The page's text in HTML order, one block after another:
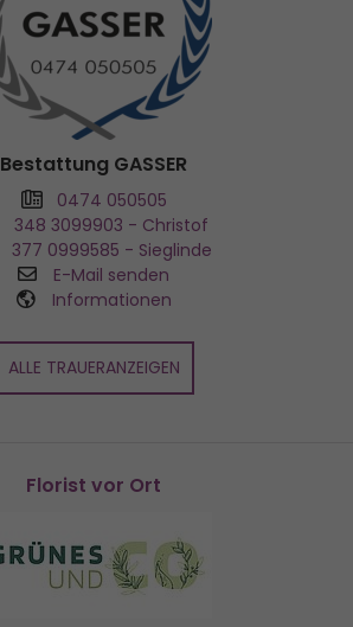
Bestattung GASSER
0474 050505
348 3099903 - Christof
377 0999585 - Sieglinde
E-Mail senden
Informationen
ALLE TRAUERANZEIGEN
Florist vor Ort